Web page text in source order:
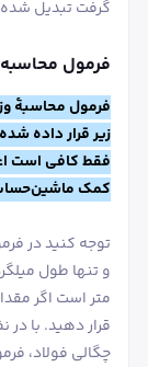
گرفت تبدیل
فرمول
فرمول محاسبۀ
زیر قرار داده
فقط کافی است
کمک
توجه کنید در
متر است اگر
چگالی فولاد،